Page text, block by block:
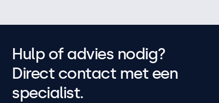
Hulp of advies nodig?
Direct contact met een
specialist.